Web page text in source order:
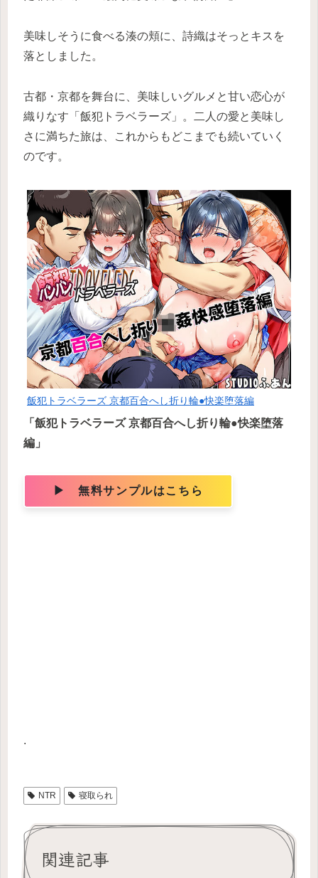
美味しそうに食べる湊の頬に、詩織はそっとキスを
落としました。
古都・京都を舞台に、美味しいグルメと甘い恋心が
織りなす「飯犯トラベラーズ」。二人の愛と美味し
さに満ちた旅は、これからもどこまでも続いていく
のです。
飯犯トラベラーズ 京都百合へし折り輪●快楽堕落編
「飯犯トラベラーズ 京都百合へし折り輪●快楽堕落
編」
▶ 無料サンプルはこちら
.
NTR 寝取られ
関連記事